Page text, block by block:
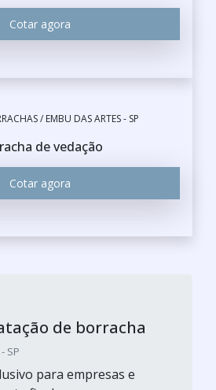
Cotar agora
/ EMBU DAS ARTES - SP
de vedação
Cotar agora
de borracha
SP
para empresas e